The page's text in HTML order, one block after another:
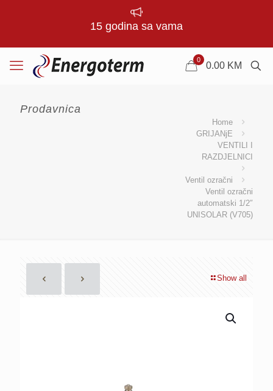
15 godina sa vama
0
0.00 KM
Prodavnica
Home
GRIJANjE
VENTILI I
RAZDJELNICI
Ventil ozračni
Ventil ozračni
automatski 1/2″
UNISOLAR (V705)
Show all